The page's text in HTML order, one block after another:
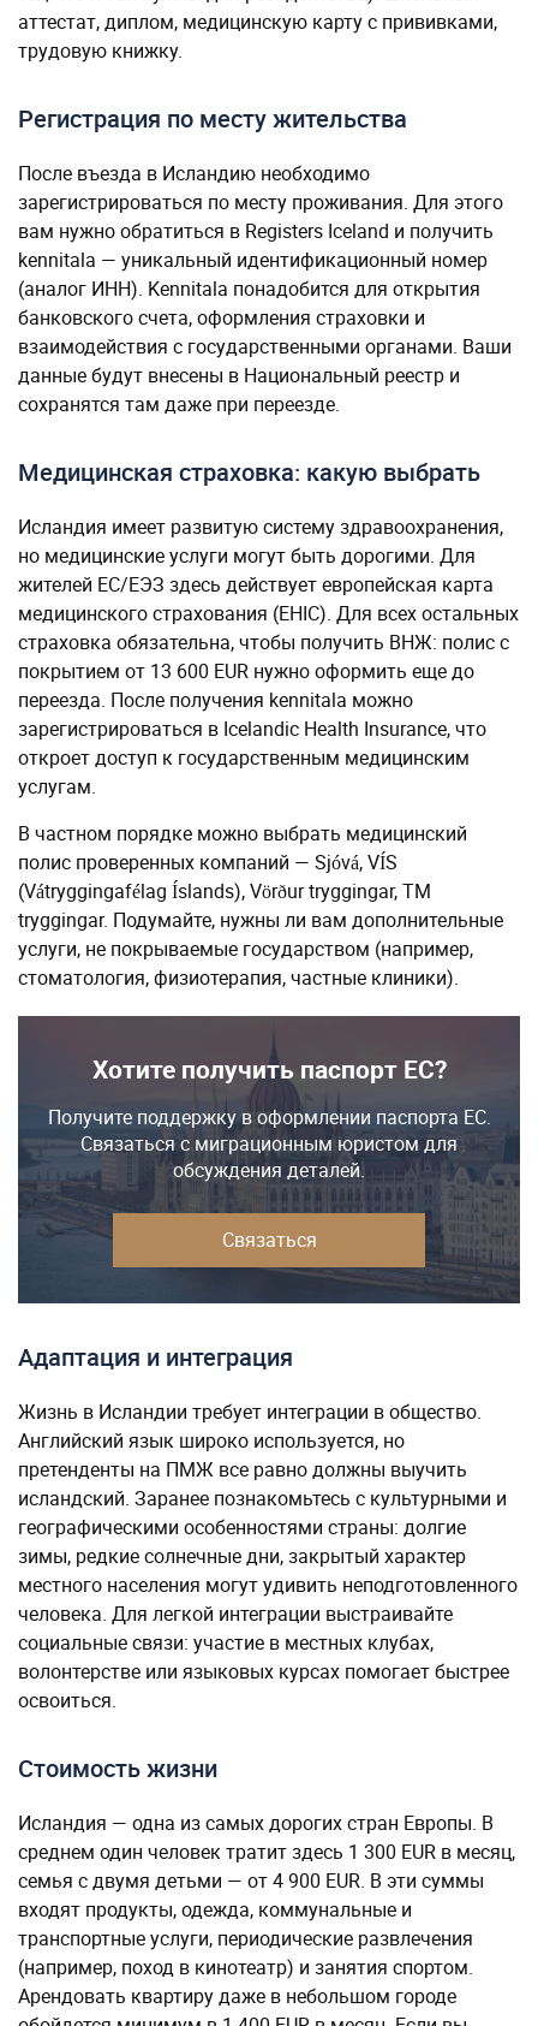
аттестат, диплом, медицинскую карту с прививками,
трудовую книжку.
Регистрация по месту жительства
После въезда в Исландию необходимо
зарегистрироваться по месту проживания. Для этого
вам нужно обратиться в Registers Iceland и получить
kennitala — уникальный идентификационный номер
(аналог ИНН). Kennitala понадобится для открытия
банковского счета, оформления страховки и
взаимодействия с государственными органами. Ваши
данные будут внесены в Национальный реестр и
сохранятся там даже при переезде.
Медицинская страховка: какую выбрать
Исландия имеет развитую систему здравоохранения,
но медицинские услуги могут быть дорогими. Для
жителей ЕС/ЕЭЗ здесь действует европейская карта
медицинского страхования (EHIC). Для всех остальных
страховка обязательна, чтобы получить ВНЖ: полис с
покрытием от 13 600 EUR нужно оформить еще до
переезда. После получения kennitala можно
зарегистрироваться в Icelandic Health Insurance, что
откроет доступ к государственным медицинским
услугам.
В частном порядке можно выбрать медицинский
полис проверенных компаний — Sjóvá, VÍS
(Vátryggingafélag Íslands), Vörður tryggingar, TM
tryggingar. Подумайте, нужны ли вам дополнительные
услуги, не покрываемые государством (например,
стоматология, физиотерапия, частные клиники).
Хотите получить паспорт ЕС?
Получите поддержку в оформлении паспорта ЕС.
Связаться с миграционным юристом для
обсуждения деталей.
Связаться
Адаптация и интеграция
Жизнь в Исландии требует интеграции в общество.
Английский язык широко используется, но
претенденты на ПМЖ все равно должны выучить
исландский. Заранее познакомьтесь с культурными и
географическими особенностями страны: долгие
зимы, редкие солнечные дни, закрытый характер
местного населения могут удивить неподготовленного
человека. Для легкой интеграции выстраивайте
социальные связи: участие в местных клубах,
волонтерстве или языковых курсах помогает быстрее
освоиться.
Стоимость жизни
Исландия — одна из самых дорогих стран Европы. В
среднем один человек тратит здесь 1 300 EUR в месяц,
семья с двумя детьми — от 4 900 EUR. В эти суммы
входят продукты, одежда, коммунальные и
транспортные услуги, периодические развлечения
(например, поход в кинотеатр) и занятия спортом.
Арендовать квартиру даже в небольшом городе